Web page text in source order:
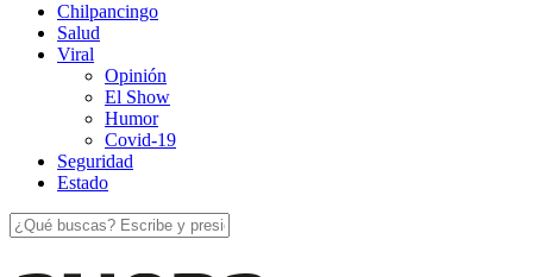
Chilpancingo
Salud
Viral
Opinión
El Show
Humor
Covid-19
Seguridad
Estado